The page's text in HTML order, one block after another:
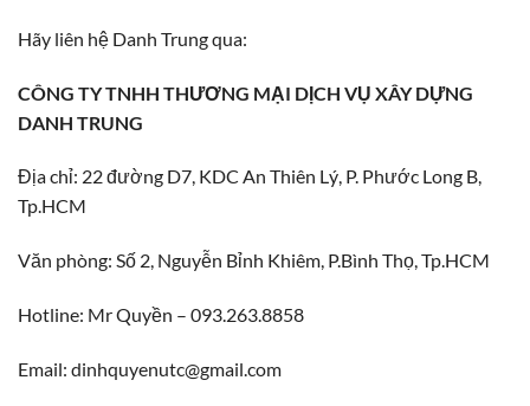
Hãy liên hệ Danh Trung qua:
CÔNG TY TNHH THƯƠNG MẠI DỊCH VỤ XÂY DỰNG
DANH TRUNG
Địa chỉ: 22 đường D7, KDC An Thiên Lý, P. Phước Long B,
Tp.HCM
Văn phòng: Số 2, Nguyễn Bỉnh Khiêm, P.Bình Thọ, Tp.HCM
Hotline: Mr Quyền – 093.263.8858
Email: dinhquyenutc@gmail.com